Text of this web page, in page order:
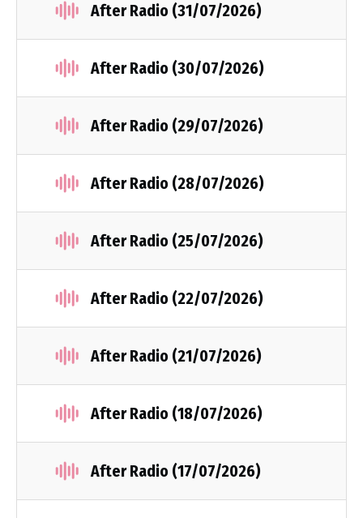
After Radio (31/07/2026)
After Radio (30/07/2026)
After Radio (29/07/2026)
After Radio (28/07/2026)
After Radio (25/07/2026)
After Radio (22/07/2026)
After Radio (21/07/2026)
After Radio (18/07/2026)
After Radio (17/07/2026)